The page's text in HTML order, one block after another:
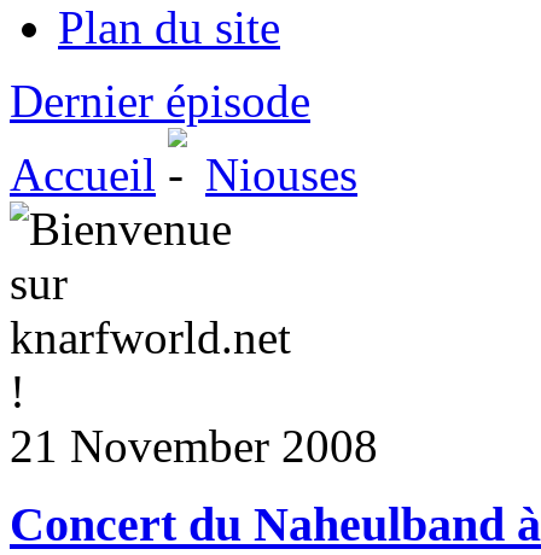
Plan du site
Dernier épisode
Accueil
Niouses
21 November 2008
Concert du Naheulband